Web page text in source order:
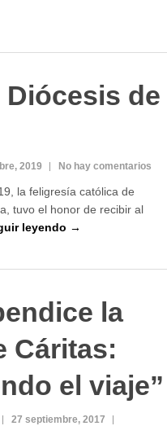
de
2019 No hay comentarios
la feligresía católica de
tuvo el honor de recibir al
leyendo →
la
Cáritas:
el viaje”
27 septiembre, 2017